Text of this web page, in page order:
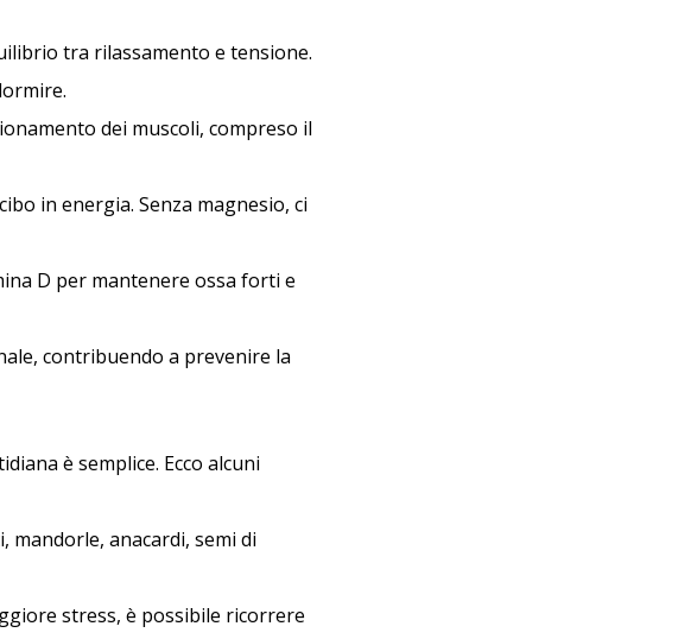
tra rilassamento e tensione.
dei muscoli, compreso il
in energia. Senza magnesio, ci
D per mantenere ossa forti e
contribuendo a prevenire la
è semplice. Ecco alcuni
mandorle, anacardi, semi di
stress, è possibile ricorrere